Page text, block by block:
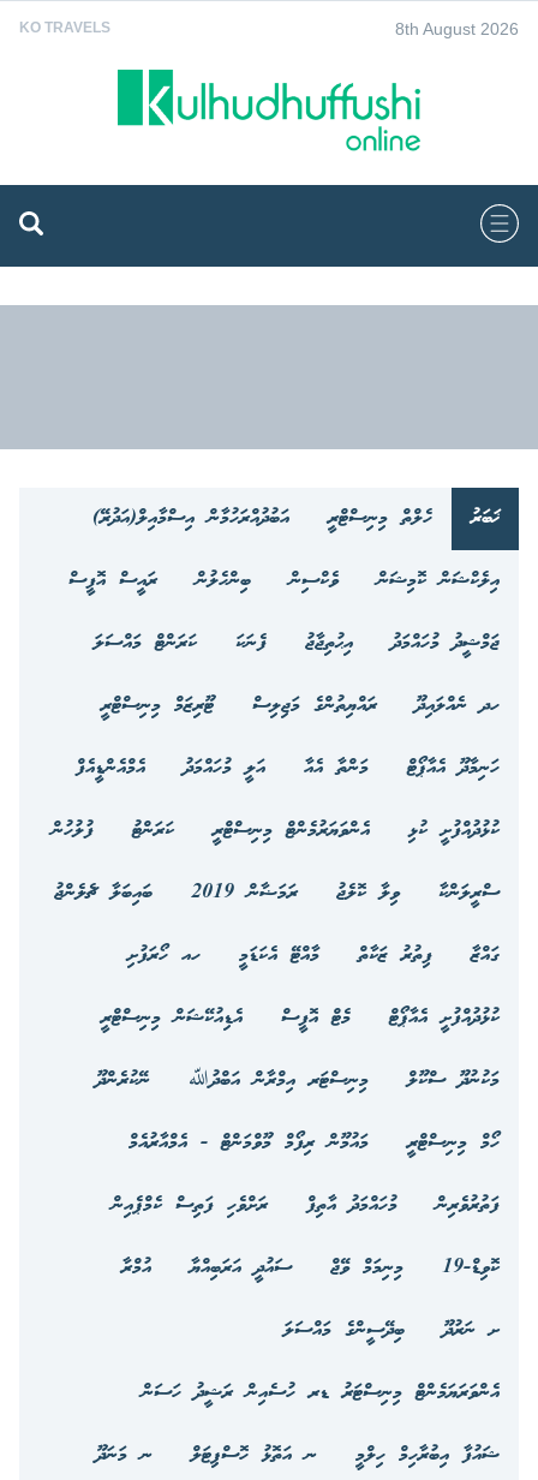
KO TRAVELS 8th August 2026
ޚަބަރު ހެލްތް މިނިސްޓްރީ
އަބުދުއްރަހުމާން އިސްމާއިލް(އަދުރޭ)
އިލެކްޝަން ކޮމިޝަން
ވެކްސިން ބިންހެލުން
ރައީސް އޮފީސް
ޖަމްޝީދު މުހައްމަދު
އިޙުތިޖާޖު ފެނަކަ
ކަރަންޓް މައްސަލަ
ހދ ނެއްލައިދޫ
ރައްޔިތުންގެ މަޖިލިސް
ޓޫރިޒަމް މިނިސްޓްރީ
ހަނިމާދޫ އެއާޕޯޓް
މަންތާ އެއާ އަލީ މުހައްމަދު
އެމްއެންޑީއެފް
ކުޅުދުއްފުށީ ކުޅި
އެންވަޔަރުމެންޓް މިނިސްޓްރީ ކަރަންޓު
ފުލުހުން
ސްރީލަންކާ
ވިލާ ކޮލެޖު ރަމަޟާން 2019
ބައިބަލާ ޗެލެންޖު
ގައްޒާ
ފިތުރު ޒަކާތް މާއްޓޭ އެކަޑަމީ
ހއ ހޯރަފުށި
ކުޅުދުއްފުށީ އެއާޕޯޓް
މެޓް އޮފީސް
އެޑިއުކޭޝަން މިނިސްޓްރީ
މަކުނުދޫ ސްކޫލް
މިނިސްޓަރ އިމްރާން އަބްދުﷲ
ނޭކުރެންދޫ
ހޯމް މިނިސްޓްރީ
މައުމޫން ރިފޯމް މޫވްމަންޓް - އެމްއާރުއެމް
ފަތުރުވެރިން
މުހައްމަދު އާތިފް
ރަށްވެހި ފަތިސް ކެމްޕެއިން
ކޮވިޑް-19
މިނިމަމް ވޭޖް ސައުދީ އަރަބިއްޔާ
އުމްރާ
ށ ނަރުދޫ
ބިދޭސީންގެ މައްސަލަ
އެންވަރަޔަމެންޓް މިނިސްޓަރު ޑރ ހުސެއިން ރަޝީދު ހަސަން
ޝައުފާ އިބުރާހިމް ހިލްމީ
ނ އަތޮޅު ހޮސްޕިޓަލް
ނ މަނަދޫ